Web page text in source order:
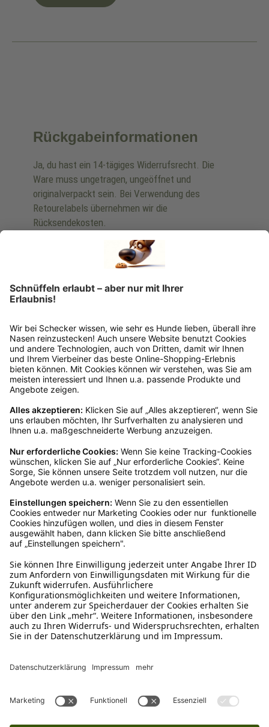
Passend zu diesem Produkt empfehlen wir dir
Produktgalerie überspringen
Würstchen am Tau 13 cm
€ 2,09*
Ins Körbchen